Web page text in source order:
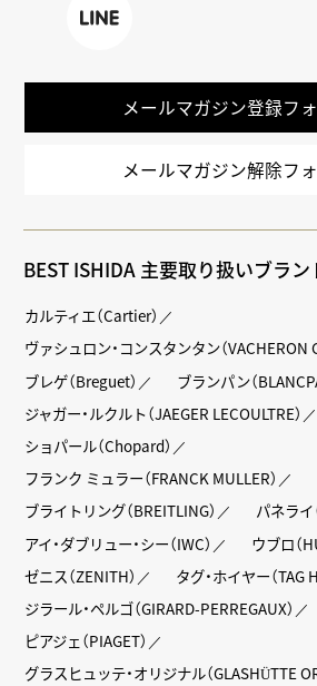
メールマガジン登録フ
メールマガジン解除フ
BEST ISHIDA 主要取り扱いブラン
カルティエ（Cartier）
ヴァシュロン・コンスタンタン（VACHERON
ブレゲ（Breguet）
ブランパン（
ジャガー・ルクルト（JAEGER LECOULTRE）
ショパール（Chopard）
フランク ミュラー（FRANCK MULLER）
ブライトリング（BREITLING）
パネライ
アイ・ダブリュー・シー（IWC）
ウブロ（
ゼニス（ZENITH）
タグ・ホイヤー（TAG
ジラール・ペルゴ（GIRARD-PERREGAUX）
ピアジェ（PIAGET）
グラスヒュッテ・オリジナル（GLASHÜTTE